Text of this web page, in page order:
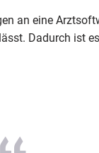
an eine
Dadurch ist